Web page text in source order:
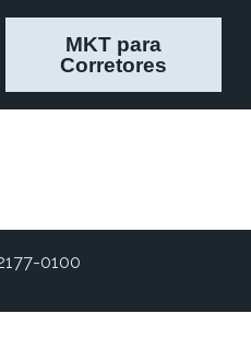
MKT para
Corretores
0100